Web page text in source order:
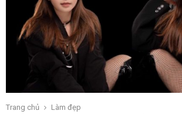
Trang chủ
Làm đẹp